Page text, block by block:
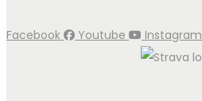
Facebook Youtube Instagram